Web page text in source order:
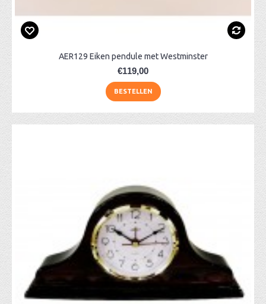
AER129 Eiken pendule met Westminster
€119,00
BESTELLEN